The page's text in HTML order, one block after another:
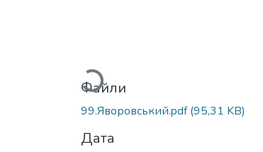
Вантажиться...
Файли
99.Яворовський.pdf(95,31 KB)
Дата